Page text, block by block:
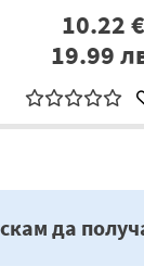
10.22
19.99
да